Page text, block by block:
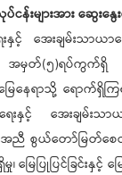
းများအား ဆွေးနွေ
င့် အေးချမ်းသာယာရ
တ်(၅)ရပ်ကွက်ရှိ
ေရာသို့ ရောက်ရှိကြရ
နှင့် အေးချမ်းသာ
င့်အညီ စွယ်တော်မြ
ြေပြုပြင်ခြင်းနှင့် မ